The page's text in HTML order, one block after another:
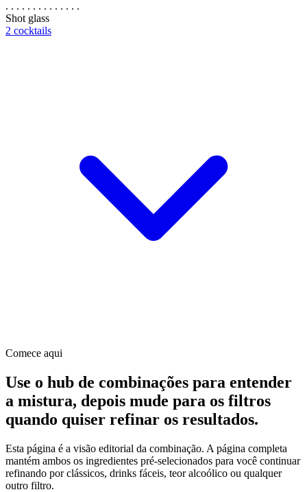
. . . . . . . . . . . . . .
Shot glass
2 cocktails
Comece aqui
Use o hub de combinações para entender
a mistura, depois mude para os filtros
quando quiser refinar os resultados.
Esta página é a visão editorial da combinação. A página completa
mantém ambos os ingredientes pré-selecionados para você continuar
refinando por clássicos, drinks fáceis, teor alcoólico ou qualquer
outro filtro.